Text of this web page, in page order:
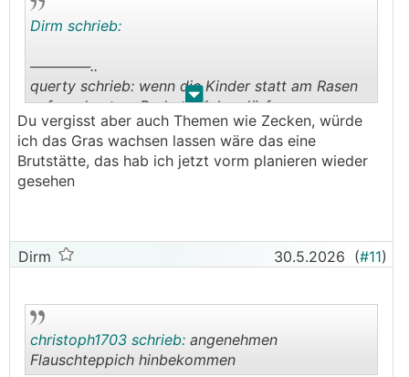
. .
Dirm schrieb:
──────..
querty schrieb: wenn die Kinder statt am Rasen
auf verdorrtem Boden spielen dürfen
───────────────
Wir hatten einen Garten 1000qm Garten mit
Mehrparteinhaus. Nach viel Diskussionen gab es
Sense.
sind höher, weil die Blüten höher sind; Decke und
man liegt gemütlich.
Erwachsene fanden es auch nett und einige
Du vergisst aber auch Themen wie Zecken, würde
ich das Gras wachsen lassen wäre das eine
Brutstätte, das hab ich jetzt vorm planieren wieder
gesehen
Dirm 30.5.2026 (#11)
christoph1703 schrieb: angenehmen
Flauschteppich hinbekommen